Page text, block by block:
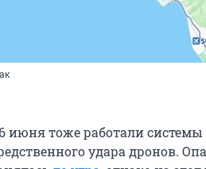
июня тоже работали системы
удара дронов.